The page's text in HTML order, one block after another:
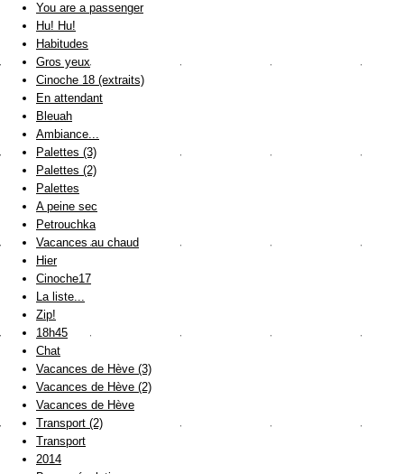
You are a passenger
Hu! Hu!
Habitudes
Gros yeux
Cinoche 18 (extraits)
En attendant
Bleuah
Ambiance...
Palettes (3)
Palettes (2)
Palettes
A peine sec
Petrouchka
Vacances au chaud
Hier
Cinoche17
La liste...
Zip!
18h45
Chat
Vacances de Hève (3)
Vacances de Hève (2)
Vacances de Hève
Transport (2)
Transport
2014